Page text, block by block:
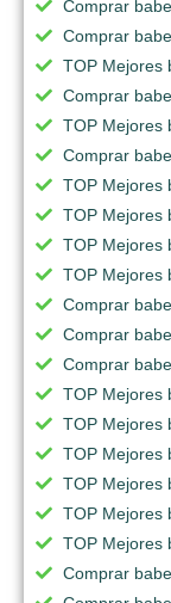
Comprar
Comprar
TOP Mejores
Comprar
TOP Mejores
Comprar
TOP Mejores
TOP Mejores
TOP Mejores
TOP Mejores
Comprar
Comprar
Comprar
TOP Mejores
TOP Mejores
TOP Mejores
TOP Mejores
TOP Mejores
TOP Mejores
Comprar